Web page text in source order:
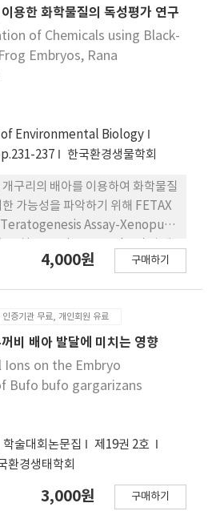
의 teratogenic
은 각각 0.05, 5.0mg/L을 나
lethal concentrations(LC50)
L을 나타내었다. Teratogenic
는 Cu2+의 경우 3.0,
경우 7.7을 나타내어 청개구리 배
성 물질로 작용함을 알 수 있었다. 이
아 Cu2+과 Tebuconazole 모두
개구리 배아의 발달에 민감하게 반
배아 확보가 가능하였고 배양이
율, 기형율, 성장률, 기형양상 등
비교하였을 때 유사한 결과를 나
배아를 활용한 시험기법은 화학물질
독성검정에 활용할 수 있을 것으
용한 화학물질의 독성평가 연구
of Chemicals using Black-
Embryos, Rana
Environmental Biology
237 한국환경생물학회
구리의 배아를 이용하여 화학물질
가능성을 파악하기 위해 FETAX
Assay-Xenopus)
Ni2+과 Tebuconazole의 효과를
율과 기형율은 증가하였으며
의 half maximal
(EC50)은 각각 0.07,
타내었고 half maximal lethal
index (TI=LC50/EC50)는
Tebuconazole의 경우 3.1을 나
배아 발달에 최기형성 물질로 작용
이상의 결과는 참개구리 배아의 발
화학물질인 Ni2+과
4,000원 구매하기
인증기관 무료, 개인회원 유료
비 배아 발달에 미치는 영향
Ions on the Embryo
Bufo bufo gargarizans
술대회논문집
제19권 2호
환경생태학회
3,000원 구매하기